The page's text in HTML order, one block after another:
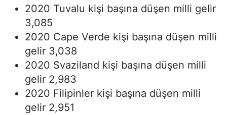
2020 Tuvalu kişi başına düşen milli gelir
3,085
2020 Cape Verde kişi başına düşen milli
gelir 3,038
2020 Svaziland kişi başına düşen milli
gelir 2,983
2020 Filipinler kişi başına düşen milli
gelir 2,951